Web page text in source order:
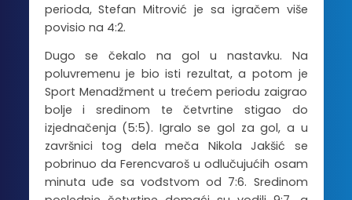
perioda, Stefan Mitrović je sa igračem više
povisio na 4:2.
Dugo se čekalo na gol u nastavku. Na
poluvremenu je bio isti rezultat, a potom je
Sport Menadžment u trećem periodu zaigrao
bolje i sredinom te četvrtine stigao do
izjednačenja (5:5). Igralo se gol za gol, a u
završnici tog dela meča Nikola Jakšić se
pobrinuo da Ferencvaroš u odlučujućih osam
minuta uđe sa vođstvom od 7:6. Sredinom